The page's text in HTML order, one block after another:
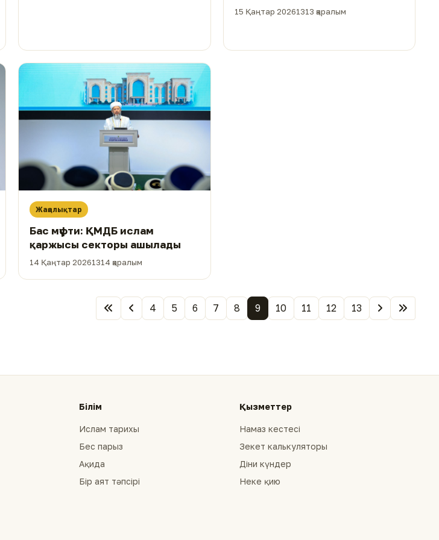
құнды жәдігер табыстады
15 Қаңтар 20261313 қаралым
Жаңалықтар
Бас мүфти: ҚМДБ ислам
қаржысы секторы ашылады
14 Қаңтар 20261314 қаралым
4 5 6 7 8 9 10 11 12 13
Білім
Ислам тарихы
Бес парыз
Ақида
Бір аят тәпсірі
Қызметтер
Намаз кестесі
Зекет калькуляторы
Діни күндер
Неке қию